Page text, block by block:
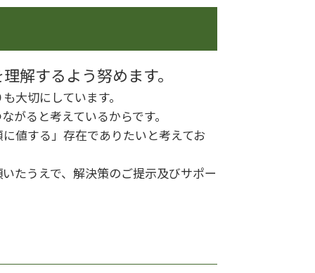
生前対策
認知症 生前対策
遺産分割
遺産分割 相手方 認知症
解するよう努めます。
大切にしています。
がると考えているからです。
値する」存在でありたいと考えてお
たうえで、解決策のご提示及びサポー